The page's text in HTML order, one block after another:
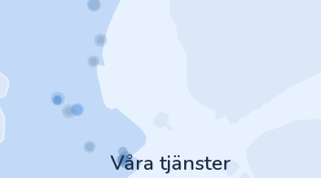
Våra tjänster